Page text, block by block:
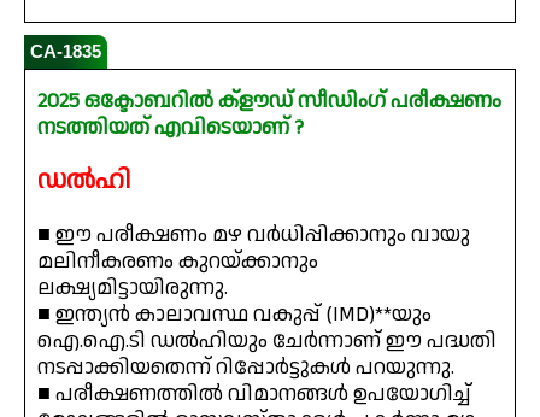
CA-1835
2025 ഒക്ടോബറിൽ ക്‌ളൗഡ്‌ സീഡിംഗ് പരീക്ഷണം
നടത്തിയത് എവിടെയാണ് ?
ഡൽഹി
■ ഈ പരീക്ഷണം മഴ വർധിപ്പിക്കാനും വായു
മലിനീകരണം കുറയ്ക്കാനും
ലക്ഷ്യമിട്ടായിരുന്നു.
■ ഇന്ത്യൻ കാലാവസ്ഥ വകുപ്പ് (IMD)**യും
ഐ.ഐ.ടി ഡൽഹിയും ചേർന്നാണ് ഈ പദ്ധതി
നടപ്പാക്കിയതെന്ന് റിപ്പോർട്ടുകൾ പറയുന്നു.
■ പരീക്ഷണത്തിൽ വിമാനങ്ങൾ ഉപയോഗിച്ച്